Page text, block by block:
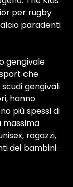
per rugby
paradenti
gengivale
che
gengivali
hanno
più spessi di
ragazzi,
dei bambini.